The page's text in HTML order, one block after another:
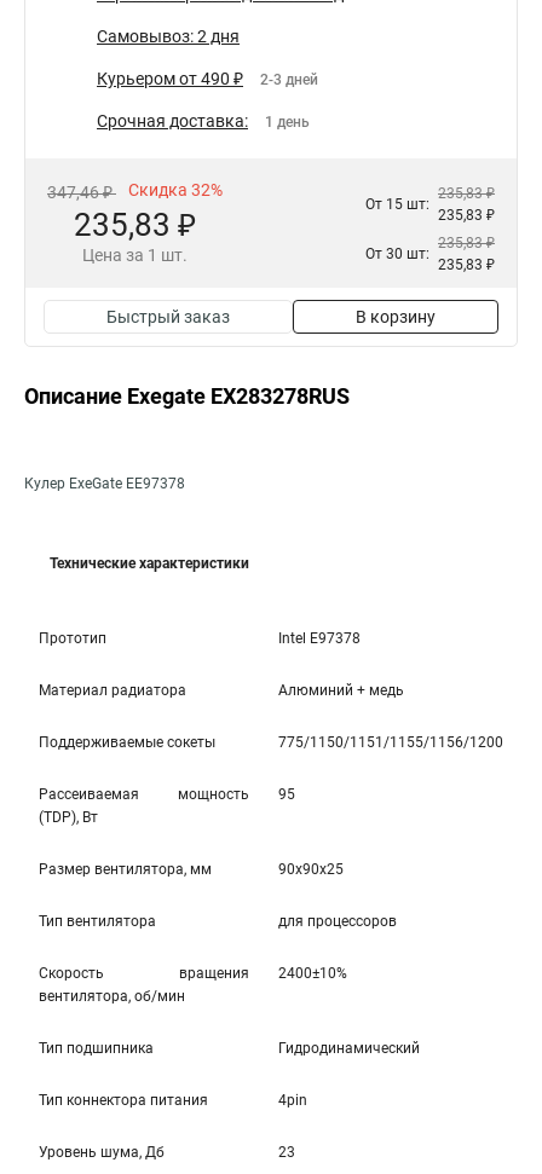
Самовывоз: 2 дня
Курьером от 490 ₽ 2-3 дней
Срочная доставка: 1 день
347,46 ₽ Скидка 32%
235,83 ₽
Цена за 1 шт.
От 15 шт:
235,83 ₽
235,83 ₽
От 30 шт:
235,83 ₽
235,83 ₽
Быстрый заказ В корзину
Описание Exegate EX283278RUS
Кулер ExeGate EЕ97378
Технические характеристики
Прототип Intel E97378
Материал радиатора Алюминий + медь
Поддерживаемые сокеты 775/1150/1151/1155/1156/1200
Рассеиваемая мощность
(TDP), Вт
95
Размер вентилятора, мм 90x90x25
Тип вентилятора для процессоров
Скорость вращения
вентилятора, об/мин
2400±10%
Тип подшипника Гидродинамический
Тип коннектора питания 4pin
Уровень шума, Дб 23